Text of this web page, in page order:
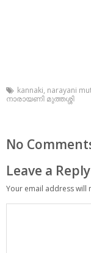
kannaki, narayani
നാരായണി മുത്തശ്ശി
No
Leave a Reply
Your email address will